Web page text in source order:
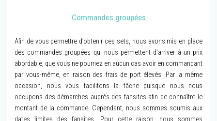
Commandes groupées
Afin de vous permettre d’obtenir ces sets, nous avons mis en place
des commandes groupées qui nous permettent d’arriver à un prix
abordable, que vous ne pourriez en aucun cas avoir en commandant
par vous-même, en raison des frais de port élevés. Par la même
occasion, nous vous facilitons la tâche puisque nous nous
occupons des démarches auprès des fansites afin de connaître le
montant de la commande. Cependant, nous sommes soumis aux
dates limites des fansites. Pour cette raison, nous sommes